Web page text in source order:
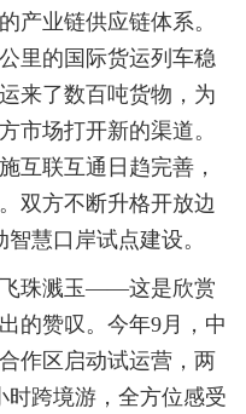
产业链供应链体系。
里的国际货运列车稳
来了数百吨货物，为
市场打开新的渠道。
互联互通日趋完善，
双方不断升格开放边
慧口岸试点建设。
珠溅玉——这是欣赏
的赞叹。今年9月，中
作区启动试运营，两
时跨境游，全方位感受